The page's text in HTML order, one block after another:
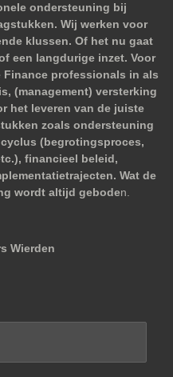
ondersteuning bij
Wij werken voor
klussen. Of het nu gaat
een langdurige inzet. Voor
professionals in als
(management) versterking
het leveren van de juiste
zoals ondersteuning
(begrotingsproces,
financieel beleid,
Wat de
wordt altijd geboden.
Wierden